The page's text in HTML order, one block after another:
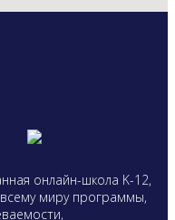
онлайн-школа K-12,
миру программы,